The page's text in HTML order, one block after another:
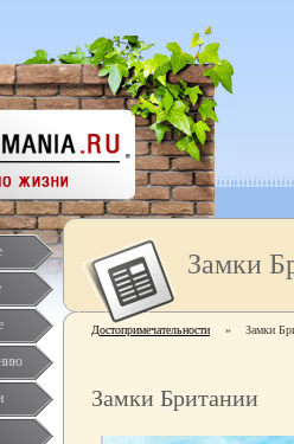
Замки
Достопримечательности » Замки
Замки Британии